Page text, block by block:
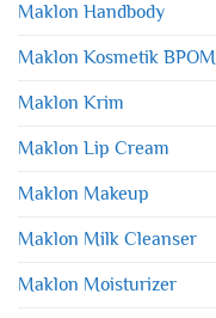
Maklon Handbody
Maklon Kosmetik BPOM
Maklon Krim
Maklon Lip Cream
Maklon Makeup
Maklon Milk Cleanser
Maklon Moisturizer